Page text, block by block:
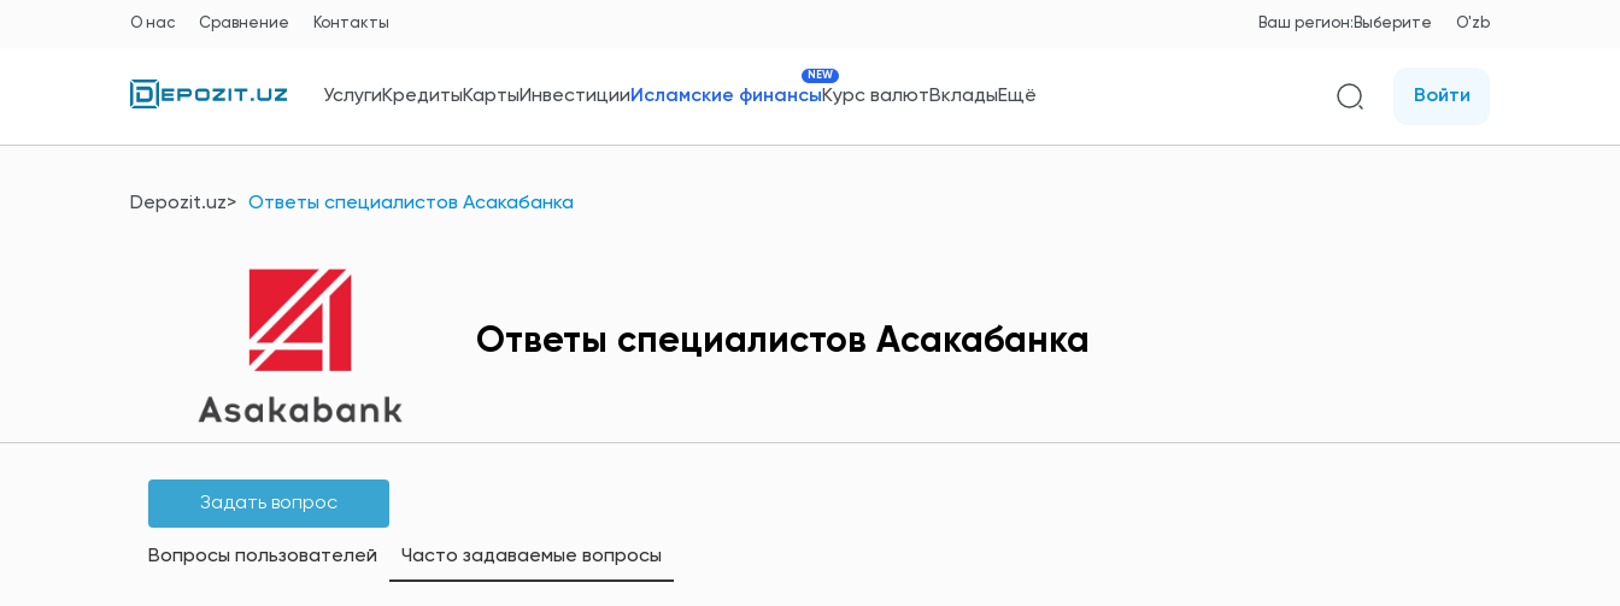
О нас Сравнение Контакты Ваш регион: Выберите O'zb
УслугиКредитыКартыИнвестицииИсламские финансы
NEW
Курс валютВкладыЕщё Войти
Depozit.uz Ответы специалистов Асакабанка
Ответы специалистов Асакабанка
Задать вопрос
Вопросы пользователей Часто задаваемые вопросы